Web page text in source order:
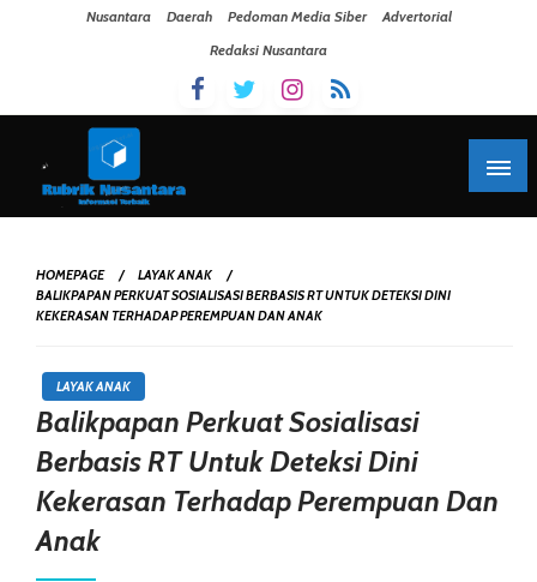
Nusantara Daerah Pedoman Media Siber
Advertorial
Redaksi Nusantara
HOMEPAGE
LAYAK ANAK
BALIKPAPAN PERKUAT SOSIALISASI BERBASIS RT UNTUK DETEKSI DINI
KEKERASAN TERHADAP PEREMPUAN DAN ANAK
LAYAK ANAK
Balikpapan Perkuat Sosialisasi
Berbasis RT Untuk Deteksi Dini
Kekerasan Terhadap Perempuan Dan
Anak